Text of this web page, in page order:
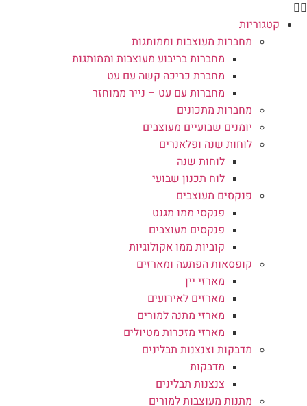
קטגוריות
מחברות מעוצבות וממותגות
מחברות בריבוע מעוצבות וממותגות
מחברת כריכה קשה עם עט
מחברות עם עט – נייר ממוחזר
מחברות מתכונים
יומנים שבועיים מעוצבים
לוחות שנה ופלאנרים
לוחות שנה
לוח תכנון שבועי
פנקסים מעוצבים
פנקסי ממו מגנט
פנקסים מעוצבים
קוביות ממו אקולוגיות
קופסאות הפתעה ומארזים
מארזי יין
מארזים לאירועים
מארזי מתנה למורים
מארזי מזכרות מטיולים
מדבקות וצנצנות תבלינים
מדבקות
צנצנות תבלינים
מתנות מעוצבות למורים